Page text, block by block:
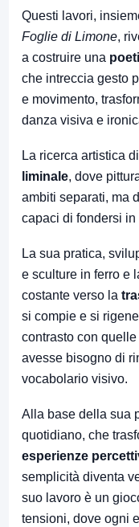
Questi lavori,
Foglie di Limone,
a costruire una
che intreccia gesto
e movimento,
danza visiva e
La ricerca artistica
liminale, dove
ambiti separati, ma
capaci di fondersi
La sua pratica,
e sculture in ferro e
costante verso la
si compie e si
contrasto con quelle
avesse bisogno di
vocabolario visivo.
Alla base della sua
quotidiano, che
esperienze
semplicità diventa
suo lavoro è un
tensioni, dove ogni